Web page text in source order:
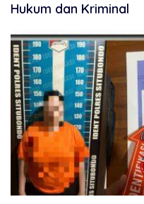
Hukum dan Kriminal